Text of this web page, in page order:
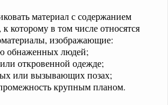
материал с содержанием
которому в том числе относятся
изображающие:
обнаженных людей;
откровенной одежде;
или вызывающих позах;
крупным планом.